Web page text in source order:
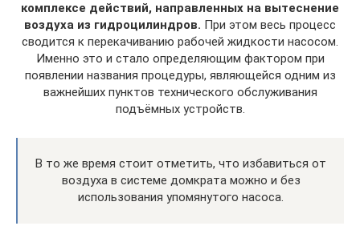
комплексе действий, направленных на вытеснение
воздуха из гидроцилиндров. При этом весь процесс
сводится к перекачиванию рабочей жидкости насосом.
Именно это и стало определяющим фактором при
появлении названия процедуры, являющейся одним из
важнейших пунктов технического обслуживания
подъёмных устройств.
В то же время стоит отметить, что избавиться от
воздуха в системе домкрата можно и без
использования упомянутого насоса.